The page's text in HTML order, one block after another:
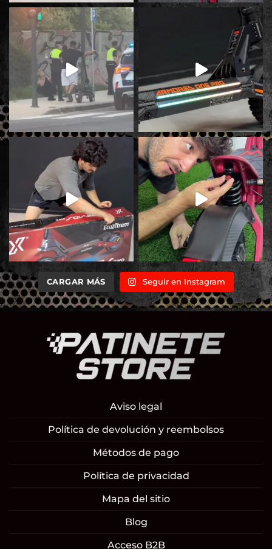
CARGAR MÁS Seguir en Instagram
Aviso legal
Política de devolución y reembolsos
Métodos de pago
Política de privacidad
Mapa del sitio
Blog
Acceso B2B